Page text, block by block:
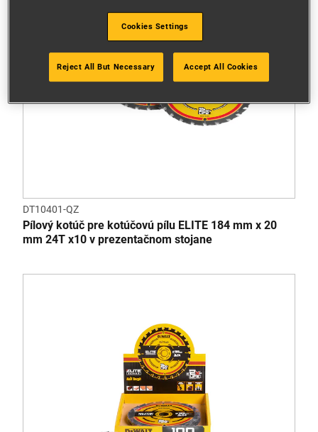
DT10401-QZ
Pílový kotúč pre kotúčovú pílu ELITE 184 mm x 20
mm 24T x10 v prezentačnom stojane
Cookies Settings
Reject All But Necessary Accept All Cookies